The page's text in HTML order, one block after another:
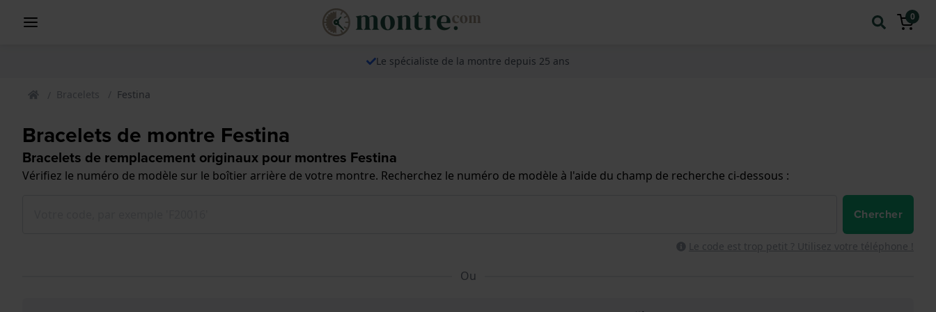
0
Le spécialiste de la montre depuis 25 ans
Bracelets Festina
Bracelets de montre Festina
Bracelets de remplacement originaux pour montres Festina
Vérifiez le numéro de modèle sur le boîtier arrière de votre montre. Recherchez le numéro de modèle à l'aide du champ de recherche ci-dessous :
Chercher
Le code est trop petit ? Utilisez votre téléphone !
Ou